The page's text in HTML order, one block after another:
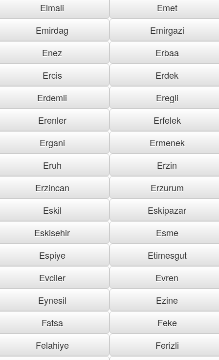
Elmali
Emet
Emirdag
Emirgazi
Enez
Erbaa
Ercis
Erdek
Erdemli
Eregli
Erenler
Erfelek
Ergani
Ermenek
Eruh
Erzin
Erzincan
Erzurum
Eskil
Eskipazar
Eskisehir
Esme
Espiye
Etimesgut
Evciler
Evren
Eynesil
Ezine
Fatsa
Feke
Felahiye
Ferizli